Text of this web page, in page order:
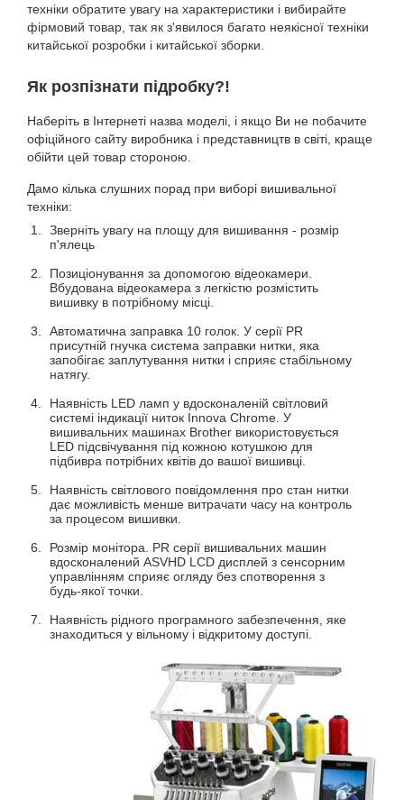
техніки обратите увагу на характеристики і вибирайте
фірмовий товар, так як з'явилося багато неякісної техніки
китайської розробки і китайської зборки.
Як розпізнати підробку?!
Наберіть в Інтернеті назва моделі, і якщо Ви не побачите
офіційного сайту виробника і представництв в світі, краще
обійти цей товар стороною.
Дамо кілька слушних порад при виборі вишивальної
техніки:
Зверніть увагу на площу для вишивання - розмір
п'ялець
Позиціонування за допомогою відеокамери.
Вбудована відеокамера з легкістю розмістить
вишивку в потрібному місці.
Автоматична заправка 10 голок. У серії PR
присутній гнучка система заправки нитки, яка
запобігає заплутування нитки і сприяє стабільному
натягу.
Наявність LED ламп у вдосконаленій світловий
системі індикації ниток Innova Chrome. У
вишивальних машинах Brother використовується
LED підсвічування під кожною котушкою для
підбивра потрібних квітів до вашої вишивці.
Наявність світлового повідомлення про стан нитки
дає можливість менше витрачати часу на контроль
за процесом вишивки.
Розмір монітора. PR серії вишивальних машин
вдосконалений ASVHD LCD дисплей з сенсорним
управлінням сприяє огляду без спотворення з
будь-якої точки.
Наявність рідного програмного забезпечення, яке
знаходиться у вільному і відкритому доступі.